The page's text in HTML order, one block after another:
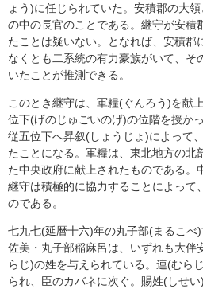
ょう)に任じられていた。安積郡の大
の中の長官のことである。継守が安積
たことは疑いない。となれば、安積郡
なくとも二系統の有力豪族がいて、そ
いたことが推測できる。
このとき継守は、軍糧(ぐんろう)を献
位下(げのじゅごいのげ)の位階を授か
従五位下へ昇叙(しょうじょ)によって
たことになる。軍糧は、東北地方の北
た中央政府に献上されたものである。
継守は積極的に協力することによって
のである。
七九七(延暦十六)年の丸子部(まるこべ
佐美・丸子部稲麻呂は、いずれも大伴
らじ)の姓を与えられている。連(むら
られ、臣のカバネに次ぐ。賜姓(しせ